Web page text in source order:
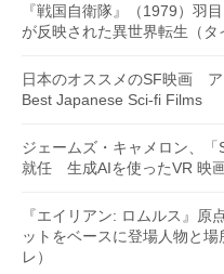
『戦国自衛隊』（1979）羽
が反映された異世界転生（
日本のオススメのSF映画
Best Japanese Sci-fi Films
ジェームズ・キャメロン、
就任 生成AIを使ったVR 映
『エイリアン: ロムルス』
ットをベースに登場人物と
レ）